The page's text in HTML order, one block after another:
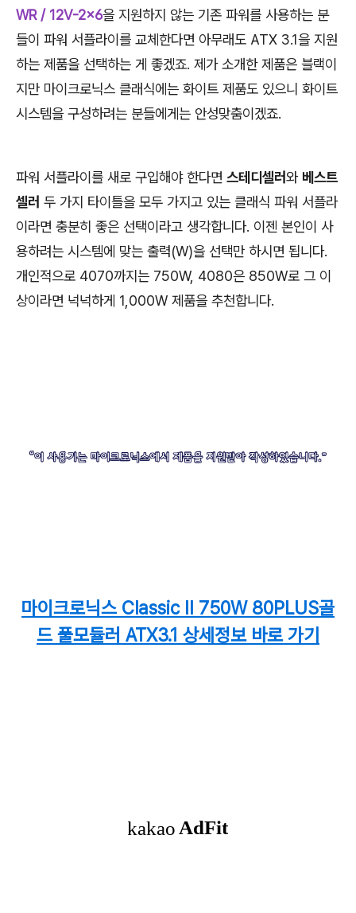
WR / 12V-2x6을 지원하지 않는 기존 파워를 사용하는 분
들이 파워 서플라이를 교체한다면 아무래도 ATX 3.1을 지원
하는 제품을 선택하는 게 좋겠죠. 제가 소개한 제품은 블랙이
지만 마이크로닉스 클래식에는 화이트 제품도 있으니 화이트
시스템을 구성하려는 분들에게는 안성맞춤이겠죠.
파워 서플라이를 새로 구입해야 한다면 스테디셀러와 베스트
셀러 두 가지 타이틀을 모두 가지고 있는 클래식 파워 서플라
이라면 충분히 좋은 선택이라고 생각합니다. 이젠 본인이 사
용하려는 시스템에 맞는 출력(W)을 선택만 하시면 됩니다.
개인적으로 4070까지는 750W, 4080은 850W로 그 이
상이라면 넉넉하게 1,000W 제품을 추천합니다.
마이크로닉스 Classic II 750W 80PLUS골
드 풀모듈러 ATX3.1 상세정보 바로 가기